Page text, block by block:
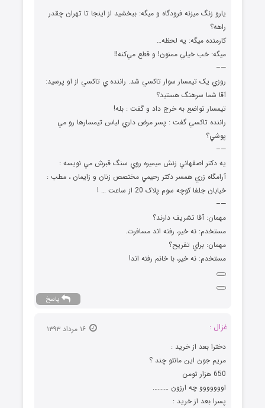
یارو زنگ ميزنه فرودگاه و ميگه: ببخشيد از اينجا تا تهران چقدر
راهه؟
کارمنده ميگه: يه لحظه…
ميگه: خب خيلي ممنون! و قطع مي‌کنه!!
—–
روزي يک تيمسار سوار تاکسي شد. راننده ي تاکسي از او پرسيد:
آقا شما سرهنگ هستيد؟
تيمسار تواضع به خرج داد و گفت : بله!
راننده تاکسي گفت : پسر مرض داري لباس تيمسارها رو مي
پوشي؟
—–
يه دکتر اصفهاني زنش ميميره روي سنگ قبرش مي نويسه :
آرامگاه زري همسر دکتر رحيمي مختصص زنان و زايمان ، مطب :
خيابان جلفا کوچه سوم پلاک 20 از ساعت … !
—–
مهمان: آقا تشريف دارند؟
مستخدم: نه خير، رفته ‌اند مسافرت.
مهمان: براي تفريح؟
مستخدم: نه خير، با خانم رفته ‌اند!
پاسخ
غزال :
ﺩﺧﺘﺮﺍ ﺑﻌﺪ ﺍﺯ ﺧﺮﯾﺪ :
ﻣﺮﯾﻢ ﺟﻮﻥ ﺍﯾﻦ ﻣﺎﻧﺘﻮ ﭼﻨﺪ ؟
650 ﻫﺰﺍﺭ ﺗﻮﻣﻦ
ﺍﻭﻭﻭﻭﻭﻭﻭ ﭼﻪ ﺍﺭﺯﻭﻥ ……….
ﭘﺴﺮﺍ ﺑﻌﺪ ﺍﺯ ﺧﺮﯾﺪ :